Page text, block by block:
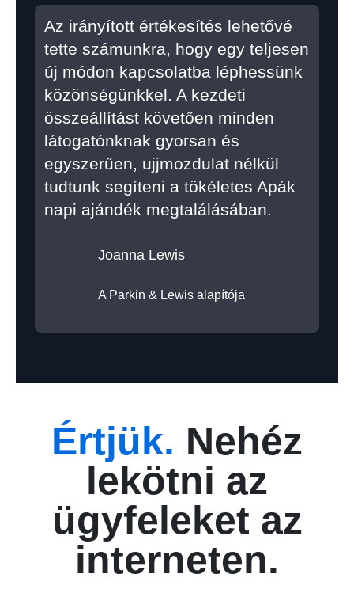
Az irányított értékesítés lehetővé
tette számunkra, hogy egy teljesen
új módon kapcsolatba léphessünk
közönségünkkel. A kezdeti
összeállítást követően minden
látogatónknak gyorsan és
egyszerűen, ujjmozdulat nélkül
tudtunk segíteni a tökéletes Apák
napi ajándék megtalálásában.
Joanna Lewis
A Parkin & Lewis alapítója
Értjük. Nehéz
lekötni az
ügyfeleket az
interneten.